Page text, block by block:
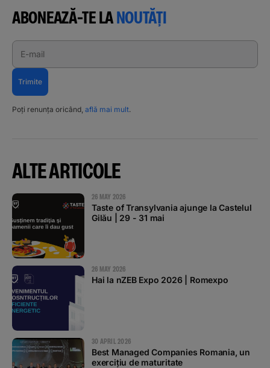
ABONEAZĂ-TE LANOUTĂȚI
E-mail
Trimite
Poți renunța oricând, află mai mult.
ALTE ARTICOLE
26 MAY 2026
Taste of Transylvania ajunge la Castelul
Gilău | 29 - 31 mai
26 MAY 2026
Hai la nZEB Expo 2026 | Romexpo
30 APRIL 2026
Best Managed Companies Romania, un
exercițiu de maturitate